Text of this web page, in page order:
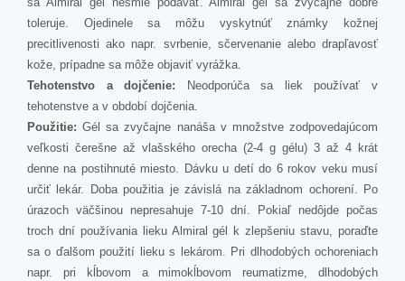
toleruje. Ojedinele sa môžu vyskytnúť známky kožnej
precitlivenosti ako napr. svrbenie, sčervenanie alebo drapľavosť
kože, prípadne sa môže objaviť vyrážka.
Tehotenstvo a dojčenie:
Neodporúča sa liek používať v
tehotenstve a v období dojčenia.
Použitie: Gél sa zvyčajne nanáša v množstve zodpovedajúcom
veľkosti čerešne až vlašského orecha (2-4 g gélu) 3 až 4 krát
denne na postihnuté miesto. Dávku u detí do 6 rokov veku musí
určiť lekár. Doba použitia je závislá na základnom ochorení. Po
úrazoch väčšinou nepresahuje 7-10 dní. Pokiaľ nedôjde počas
troch dní používania lieku Almiral gél k zlepšeniu stavu, poraďte
sa o ďalšom použití lieku s lekárom. Pri dlhodobých ochoreniach
napr. pri kĺbovom a mimokĺbovom reumatizme, dlhodobých